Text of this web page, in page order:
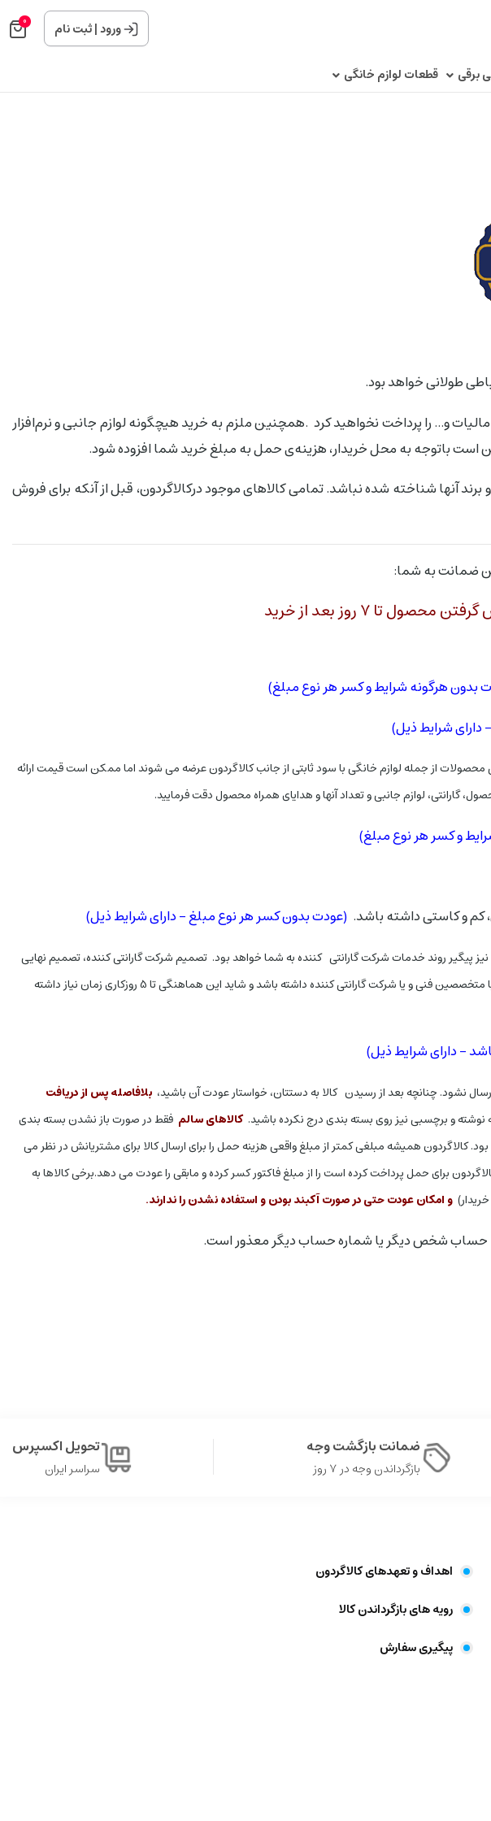
ورود|ثبت نام 0
برقی قطعات لوازم خانگی
طولانی خواهد بود.
و... را پرداخت نخواهید کرد .همچنین ملزم به خرید هیچگونه لوازم جانبی و نرم‌افزار
باتوجه به محل خریدار، هزینه‌ی حمل به مبلغ خرید شما افزوده شود.
آنها شناخته شده نباشد. تمامی کالاهای موجود درکالاگردون، قبل از آنکه برای فروش
ضمانت به شما:
بدون هرگونه شرایط و کسر هر نوع مبلغ)
شرایط ذیل)
از جمله لوازم خانگی با سود ثابتی از جانب کالاگردون عرضه می شوند اما ممکن است قیمت ارائه
لوازم جانبی و تعداد آنها و هدایای همراه محصول دقت فرمایید.
و کسر هر نوع مبلغ)
کم و کاستی داشته باشد. (عودت بدون کسر هر نوع مبلغ - دارای شرایط ذیل)
پیگیر روند خدمات شرکت گارانتی کننده به شما خواهد بود. تصمیم شرکت گارانتی کننده، تصمیم نهایی
مواردفوق ممکن است نیاز به هماهنگی با متخصصین فنی و یا شرکت گارانتی کننده داشته باشد و شاید این هماهنگی تا 5 روزکاری زمان نیاز داشته
- دارای شرایط ذیل)
بلافاصله پس از دریافت
نوشته و برچسبی نیز روی بسته بندی درج نکرده باشید.کالاهای سالم فقط در صورت باز نشدن بسته بندی
کالاگردون همیشه مبلغی کمتر از مبلغ واقعی هزینه حمل را برای ارسال کالا برای مشتریانش در نظر می
برای حمل پرداخت کرده است را از مبلغ فاکتور کسر کرده و مابقی را عودت می دهد.برخی کالاها به
و امکان عودت حتی در صورت آکبند بودن و استفاده نشدن را ندارند.
ضمانت بازگشت وجه
بازگرداندن وجه در ۷ روز
تحویل اکسپرس
سراسر ایران
اهداف و تعهد‌های کالاگردون
رویه های بازگرداندن کالا
پیگیری سفارش